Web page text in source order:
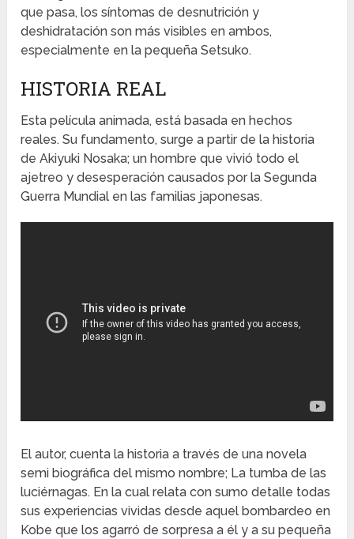
que pasa, los síntomas de desnutrición y
deshidratación son más visibles en ambos,
especialmente en la pequeña Setsuko.
HISTORIA REAL
Esta película animada, está basada en hechos
reales. Su fundamento, surge a partir de la historia
de Akiyuki Nosaka; un hombre que vivió todo el
ajetreo y desesperación causados por la Segunda
Guerra Mundial en las familias japonesas.
El autor, cuenta la historia a través de una novela
semi biográfica del mismo nombre; La tumba de las
luciérnagas. En la cual relata con sumo detalle todas
sus experiencias vividas desde aquel bombardeo en
Kobe que los agarró de sorpresa a él y a su pequeña